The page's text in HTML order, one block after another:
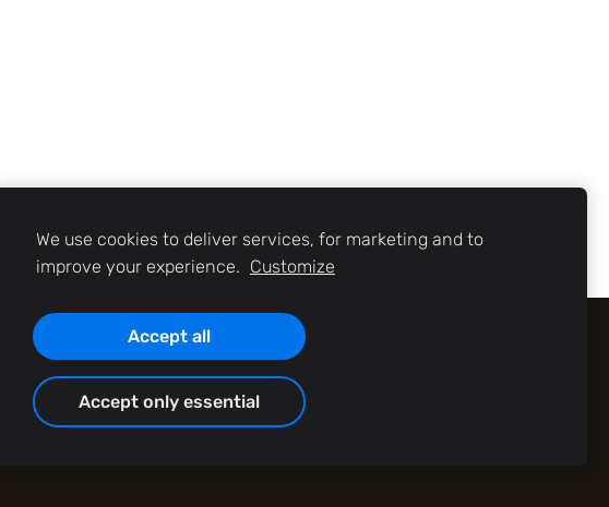
We use cookies to deliver services, for marketing and to
improve your experience. Customize
Accept all
Accept only essential